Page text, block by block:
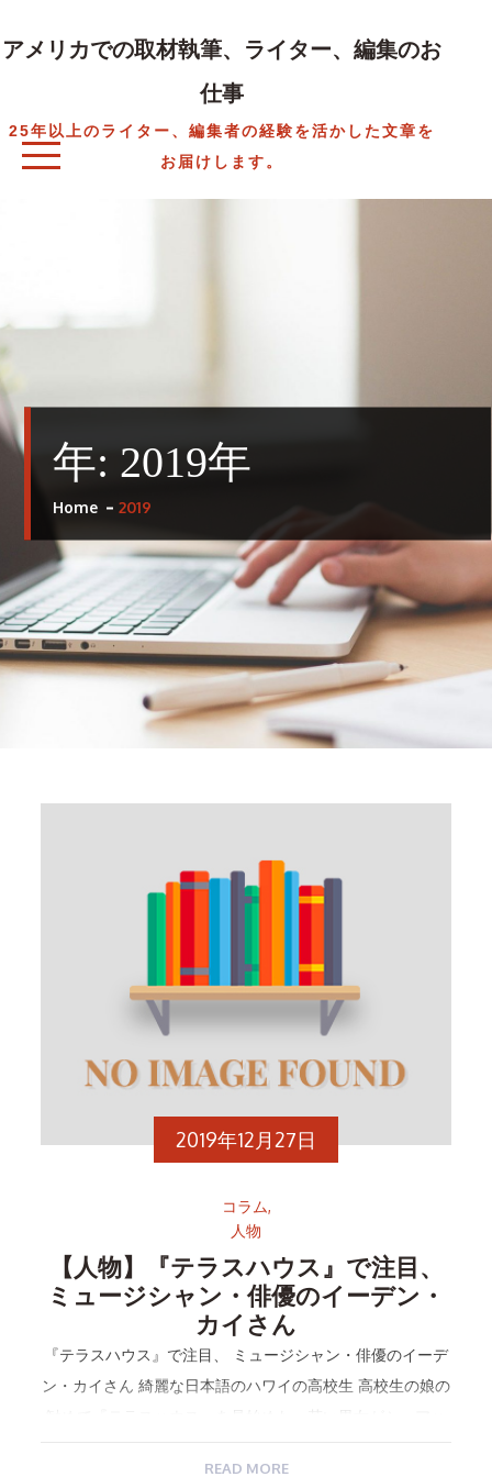
content
アメリカでの取材執筆、ライター、編集のお
仕事
25年以上のライター、編集者の経験を活かした文章を
お届けします。
年: 2019年
Home 2019
2019年12月27日
コラム
人物
【人物】『テラスハウス』で注目、
ミュージシャン・俳優のイーデン・
カイさん
『テラスハウス』で注目、 ミュージシャン・俳優のイーデ
ン・カイさん 綺麗な日本語のハワイの高校生 高校生の娘の
READ MORE